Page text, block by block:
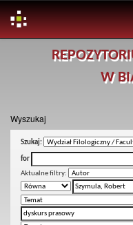
W
Wyszukaj
Szukaj:
for
Aktualne filtry: